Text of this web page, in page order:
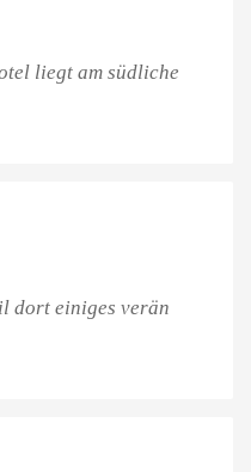
liegt am südliche
dort einiges verän